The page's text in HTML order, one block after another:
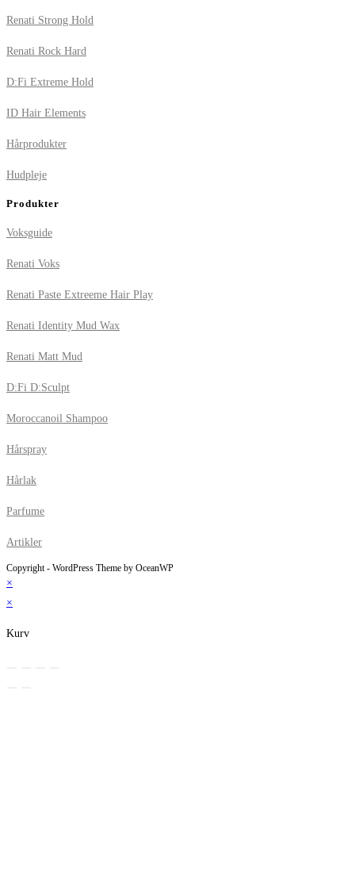
Renati Strong Hold
Renati Rock Hard
D:Fi Extreme Hold
ID Hair Elements
Hårprodukter
Hudpleje
Produkter
Voksguide
Renati Voks
Renati Paste Extreeme Hair Play
Renati Identity Mud Wax
Renati Matt Mud
D:Fi D:Sculpt
Moroccanoil Shampoo
Hårspray
Hårlak
Parfume
Artikler
Copyright - WordPress Theme by OceanWP
×
×
Kurv